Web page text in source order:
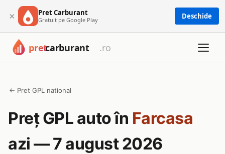
× Pret Carburant
Gratuit pe Google Play Deschide
← Pret GPL national
Preț GPL auto în Farcasa
azi — 7 august 2026